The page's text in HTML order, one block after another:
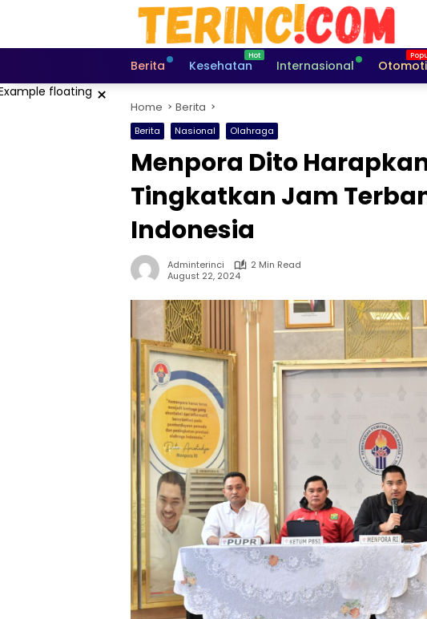
Berita
Kesehatan Internasional
× Home Berita
Berita Nasional Olahraga
Menpora Dito Harapkan
Tingkatkan Jam
Indonesia
Adminterinci
2 Min Read
August 22, 2024